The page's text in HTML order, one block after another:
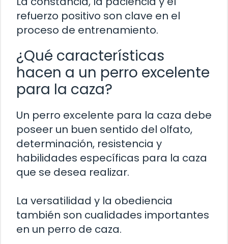
refuerzo positivo son clave en el
proceso de entrenamiento.
¿Qué características
hacen a un perro excelente
para la caza?
Un perro excelente para la caza debe
poseer un buen sentido del olfato,
determinación, resistencia y
habilidades específicas para la caza
que se desea realizar.
La versatilidad y la obediencia
también son cualidades importantes
en un perro de caza.